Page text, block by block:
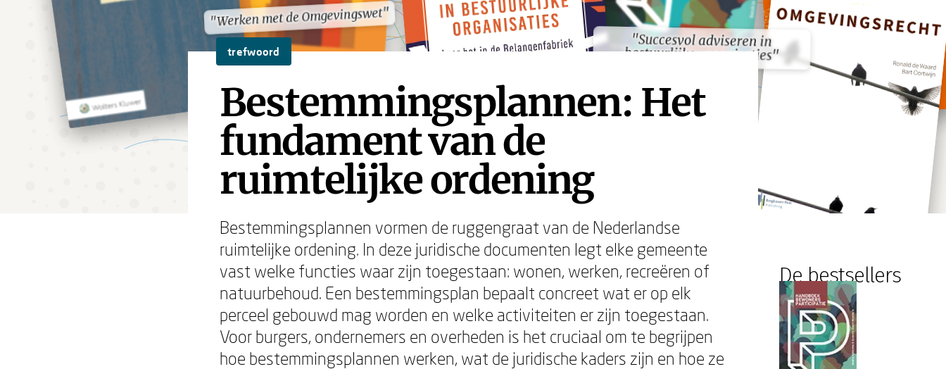
"Werken met de Omgevingswet"
"Succesvol adviseren in
bestuurlijke organisaties"
"Werken met de Omgevingswet"
"Succesvol adviseren in
bestuurlijke organisaties"
trefwoord
Bestemmingsplannen: Het
fundament van de
ruimtelijke ordening
Bestemmingsplannen vormen de ruggengraat van de Nederlandse
ruimtelijke ordening. In deze juridische documenten legt elke gemeente
vast welke functies waar zijn toegestaan: wonen, werken, recreëren of
natuurbehoud. Een bestemmingsplan bepaalt concreet wat er op elk
perceel gebouwd mag worden en welke activiteiten er zijn toegestaan.
Voor burgers, ondernemers en overheden is het cruciaal om te begrijpen
hoe bestemmingsplannen werken, wat de juridische kaders zijn en hoe ze
De bestsellers